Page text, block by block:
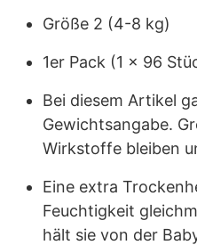
Größe 2 (4-8 kg)
1er Pack (1 x 96
Bei diesem Artikel
Gewichtsangabe.
Wirkstoffe bleiben
Eine extra
Feuchtigkeit
hält sie von der